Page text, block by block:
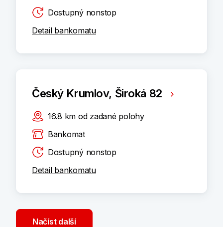
Dostupný nonstop
Detail bankomatu
Český Krumlov, Široká 82
16.8 km od zadané polohy
Bankomat
Dostupný nonstop
Detail bankomatu
Načíst další